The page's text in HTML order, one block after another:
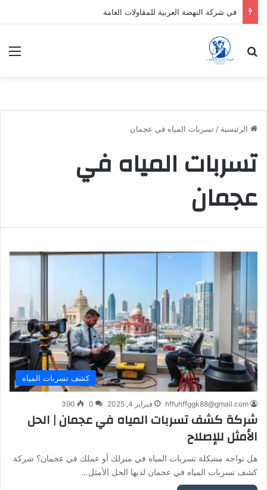
في شركة النهضة العربية للمقاولات العامة
بحث عن
الرئيسية / تسربات المياه في عجمان
تسربات المياه في
عجمان
كشف تسربات المياه
hffuhffggk88@gmail.com فبراير 4, 2025 0
390
شركة كشف تسربات المياه في عجمان | الحل
الأمثل للإصلاح
هل تواجه مشكلة تسربات المياه في منزلك أو عملك في عجمان؟ شركة
كشف تسربات المياه في عجمان لديها الحل الأمثل…